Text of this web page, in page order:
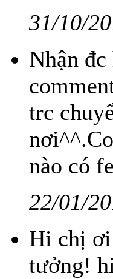
31/10/
Nhận
trc
nào có
22/01/
Hi chị ơi
tưởng!